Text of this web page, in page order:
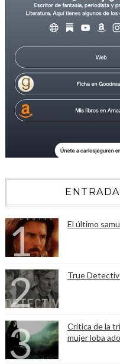
El último
True
Crítica de la
mujer loba